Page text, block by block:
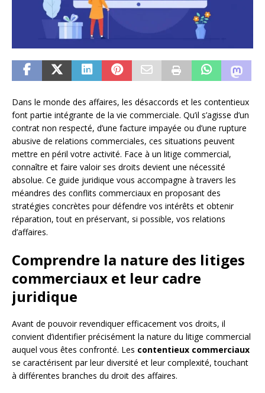
Dans le monde des affaires, les désaccords et les contentieux
font partie intégrante de la vie commerciale. Qu’il s’agisse d’un
contrat non respecté, d’une facture impayée ou d’une rupture
abusive de relations commerciales, ces situations peuvent
mettre en péril votre activité. Face à un litige commercial,
connaître et faire valoir ses droits devient une nécessité
absolue. Ce guide juridique vous accompagne à travers les
méandres des conflits commerciaux en proposant des
stratégies concrètes pour défendre vos intérêts et obtenir
réparation, tout en préservant, si possible, vos relations
d’affaires.
Comprendre la nature des litiges
commerciaux et leur cadre
juridique
Avant de pouvoir revendiquer efficacement vos droits, il
convient d’identifier précisément la nature du litige commercial
auquel vous êtes confronté. Les contentieux commerciaux
se caractérisent par leur diversité et leur complexité, touchant
à différentes branches du droit des affaires.